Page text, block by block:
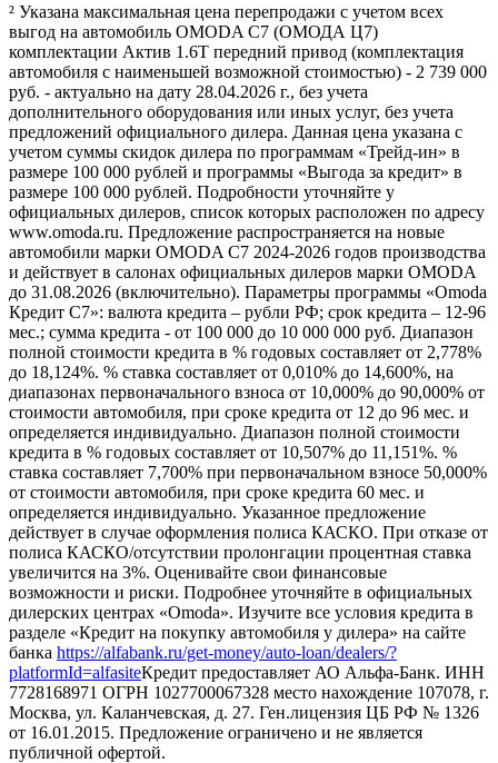
² Указана максимальная цена перепродажи с учетом всех
выгод на автомобиль OMODA C7 (ОМОДА Ц7)
комплектации Актив 1.6T передний привод (комплектация
автомобиля с наименьшей возможной стоимостью) - 2 739 000
руб. - актуально на дату 28.04.2026 г., без учета
дополнительного оборудования или иных услуг, без учета
предложений официального дилера. Данная цена указана с
учетом суммы скидок дилера по программам «Трейд-ин» в
размере 100 000 рублей и программы «Выгода за кредит» в
размере 100 000 рублей. Подробности уточняйте у
официальных дилеров, список которых расположен по адресу
www.omoda.ru. Предложение распространяется на новые
автомобили марки OMODA C7 2024-2026 годов производства
и действует в салонах официальных дилеров марки OMODA
до 31.08.2026 (включительно). Параметры программы «Omoda
Кредит C7»: валюта кредита – рубли РФ; срок кредита – 12-96
мес.; сумма кредита - от 100 000 до 10 000 000 руб. Диапазон
полной стоимости кредита в % годовых составляет от 2,778%
до 18,124%. % ставка составляет от 0,010% до 14,600%, на
диапазонах первоначального взноса от 10,000% до 90,000% от
стоимости автомобиля, при сроке кредита от 12 до 96 мес. и
определяется индивидуально. Диапазон полной стоимости
кредита в % годовых составляет от 10,507% до 11,151%. %
ставка составляет 7,700% при первоначальном взносе 50,000%
от стоимости автомобиля, при сроке кредита 60 мес. и
определяется индивидуально. Указанное предложение
действует в случае оформления полиса КАСКО. При отказе от
полиса КАСКО/отсутствии пролонгации процентная ставка
увеличится на 3%. Оценивайте свои финансовые
возможности и риски. Подробнее уточняйте в официальных
дилерских центрах «Omoda». Изучите все условия кредита в
разделе «Кредит на покупку автомобиля у дилера» на сайте
банка https://alfabank.ru/get-money/auto-loan/dealers/?
platformId=alfasiteКредит предоставляет АО Альфа-Банк. ИНН
7728168971 ОГРН 1027700067328 место нахождение 107078, г.
Москва, ул. Каланчевская, д. 27. Ген.лицензия ЦБ РФ № 1326
от 16.01.2015. Предложение ограничено и не является
публичной офертой.